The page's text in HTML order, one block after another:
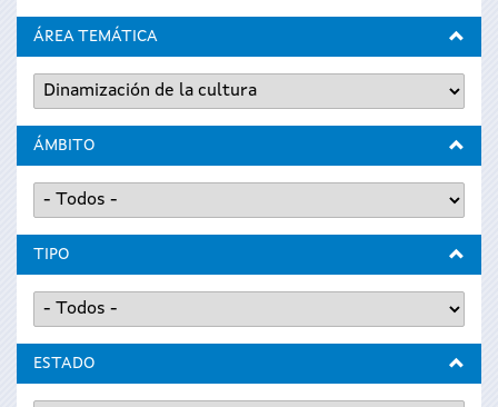
ÁREA TEMÁTICA
ÁMBITO
TIPO
ESTADO